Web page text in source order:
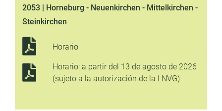
2053 | Horneburg - Neuenkirchen - Mittelkirchen -
Steinkirchen
Horario
Horario: a partir del 13 de agosto de 2026
(sujeto a la autorización de la LNVG)